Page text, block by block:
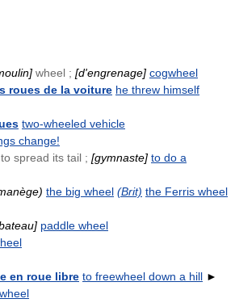
wheel ; [d'engrenage] cogwheel
roues de la voiture he threw himself
two-wheeled vehicle
change!
to spread its tail ; [gymnaste] to do a
the big wheel (Brit) the Ferris wheel
paddle wheel
en roue libre to freewheel down a hill ►